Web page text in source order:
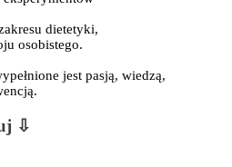
dietetyki,
osobistego.
jest pasją, wiedzą,
⇩